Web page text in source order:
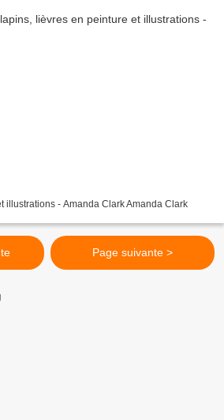
illustrations - Amanda Clark Amanda Clark
Page suivante >